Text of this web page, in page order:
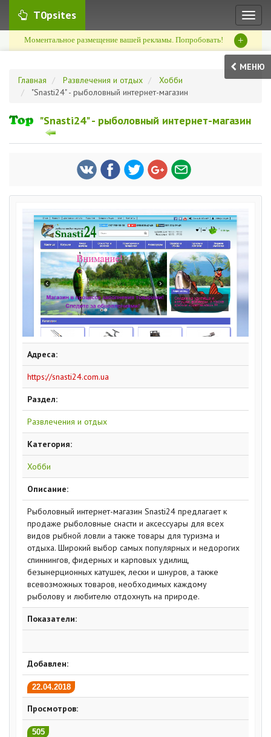
T0psites
Моментальное размещение вашей рекламы. Попробовать! +
МЕНЮ
Главная
Развлечения и отдых
Хобби
"Snasti24" - рыболовный интернет-магазин
"Snasti24" - рыболовный интернет-магазин
Адреса:
https://snasti24.com.ua
Раздел:
Развлечения и отдых
Категория:
Хобби
Описание:
Рыболовный интернет-магазин Snasti24 предлагает к
продаже рыболовные снасти и аксессуары для всех
видов рыбной ловли а также товары для туризма и
отдыха. Широкий выбор самых популярных и недорогих
спиннингов, фидерных и карповых удилищ,
безынерционных катушек, лески и шнуров, а также
всевозможных товаров, необходимых каждому
рыболову и любителю отдохнуть на природе.
Показатели:
Добавлен:
22.04.2018
Просмотров:
505